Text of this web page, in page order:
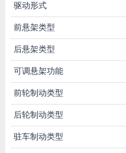
驱动形式
前悬架类型
后悬架类型
可调悬架功能
前轮制动类型
后轮制动类型
驻车制动类型